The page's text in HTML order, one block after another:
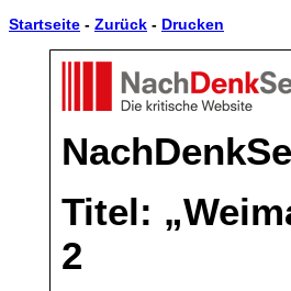
Startseite - Zurück - Drucken
Titel:
2